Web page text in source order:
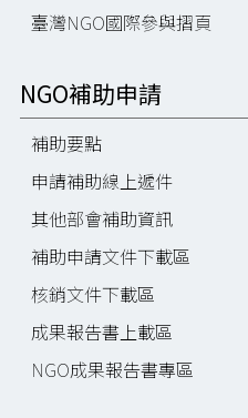
臺灣NGO國際參與摺頁
NGO補助申請
補助要點
申請補助線上遞件
其他部會補助資訊
補助申請文件下載區
核銷文件下載區
成果報告書上載區
NGO成果報告書專區